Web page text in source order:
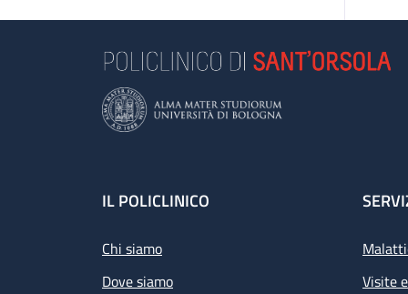
Footer
IL POLICLINICO
Chi siamo
Dove siamo
Visite